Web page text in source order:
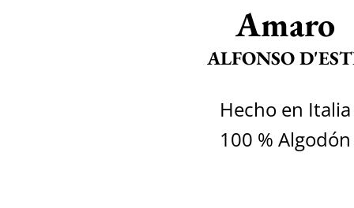
Amaro
ALFONSO
Hecho en Italia
100 % Algodón